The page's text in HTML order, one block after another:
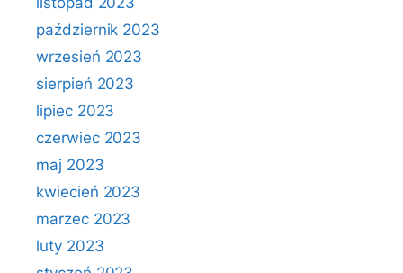
październik 2023
wrzesień 2023
sierpień 2023
lipiec 2023
czerwiec 2023
maj 2023
kwiecień 2023
marzec 2023
luty 2023